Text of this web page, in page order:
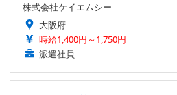
株式会社ケイエムシー
大阪府
時給1,400円～1,750円
派遣社員